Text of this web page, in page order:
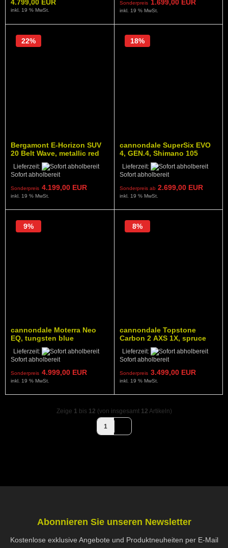
4.799,00 EUR
inkl. 19 % MwSt.
Sonderpreis 1.699,00 EUR
inkl. 19 % MwSt.
Bergamont E-Horizon SUV
20 Belt Wave, metallic red
Lieferzeit:
Sofort abholbereit
Sonderpreis 4.199,00 EUR
22%
inkl. 19 % MwSt.
cannondale SuperSix EVO
4, GEN.4, Shimano 105
mechanisch, black, 56 cm
Lieferzeit:
Sofort abholbereit
Sonderpreis ab 2.699,00 EUR
18%
inkl. 19 % MwSt.
cannondale Moterra Neo
EQ, tungsten blue
Lieferzeit:
Sofort abholbereit
Sonderpreis 4.999,00 EUR
9%
inkl. 19 % MwSt.
cannondale Topstone
Carbon 2 AXS 1X, spruce
green, NEUER PREIS 2026!
Lieferzeit:
Sofort abholbereit
Sonderpreis 3.499,00 EUR
8%
inkl. 19 % MwSt.
Zeige 1 bis 12 (von insgesamt 12 Artikeln)
1
Abonnieren Sie unseren Newsletter
Kostenlose exklusive Angebote und Produktneuheiten per E-Mail